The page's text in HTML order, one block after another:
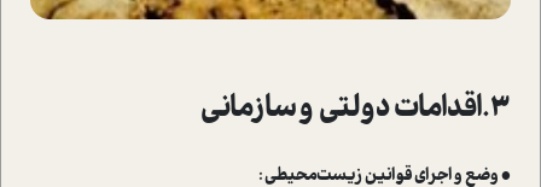
3.اقدامات دولتی و سازمانی
• وضع و اجرای قوانین زیست‌محیطی :